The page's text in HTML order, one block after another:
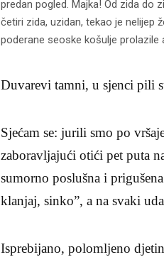
predan pogled. Majka! Od zida do
četiri zida, uzidan, tekao je nelijep
poderane seoske košulje prolazile
Duvarevi tamni, u sjenci pili
Sjećam se: jurili smo po
zaboravljajući otići pet puta
sumorno poslušna i
klanjaj, sinko”, a na svaki
Isprebijano, polomljeno